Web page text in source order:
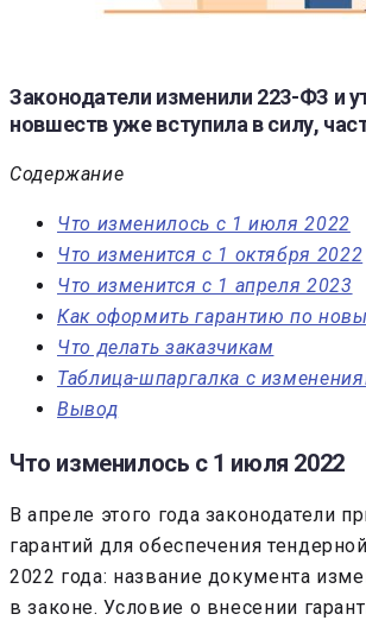
Законодатели изменили 223-ФЗ и
новшеств уже вступила в силу,
Содержание
Что изменилось с 1 июля 2022
Что изменится с 1 октября 2022
Что изменится с 1 апреля 2023
Как оформить гарантию по
Что делать заказчикам
Таблица-шпаргалка с
Вывод
Что изменилось с 1 июля 2022
В апреле этого года
гарантий для обеспечения
2022 года: название документа
в законе. Условие о внесении